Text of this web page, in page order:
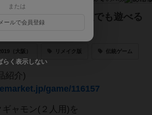
ン(２人用)を３～４人でも遊べる
作品！
（大阪） リメイク版 伝統ゲーム
紹介)
game/116157
ャモン(２人用)を
または
ールで会員登録
らく表示しない